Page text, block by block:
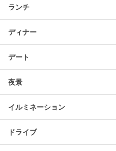
ランチ
ディナー
デート
夜景
イルミネーション
ドライブ